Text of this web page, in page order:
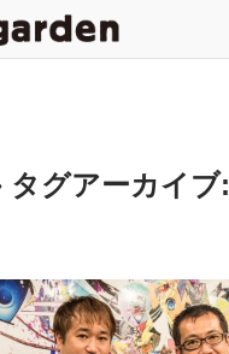
タグアーカイブ: